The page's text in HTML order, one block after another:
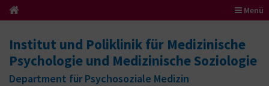
Menü
Institut und Poliklinik für Medizinische
Psychologie und Medizinische Soziologie
Department für Psychosoziale Medizin